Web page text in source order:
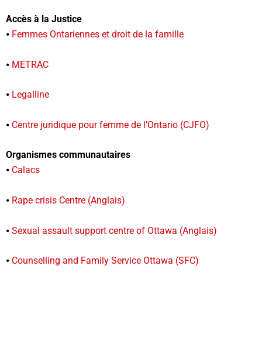
Accès à la Justice
⦁ Femmes Ontariennes et droit de la famille
⦁ METRAC
⦁ Legalline
⦁ Centre juridique pour femme de l’Ontario (CJFO)
Organismes communautaires
⦁ Calacs
⦁ Rape crisis Centre (Anglais)
⦁ Sexual assault support centre of Ottawa (Anglais)
⦁ Counselling and Family Service Ottawa (SFC)